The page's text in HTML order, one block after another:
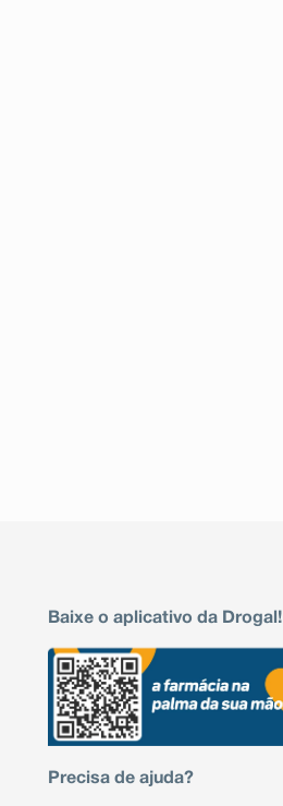
Baixe o aplicativo da Drogal!
Precisa de ajuda?